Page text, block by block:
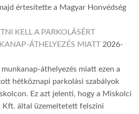
értesítette a Magyar Honvédség
KELL A PARKOLÁSÉRT
ÁTHELYEZÉS MIATT 2026-
áthelyezés miatt ezen a
hétköznapi parkolási szabályok
Ez azt jelenti, hogy a Miskolci
Kft. által üzemeltetett felszíni